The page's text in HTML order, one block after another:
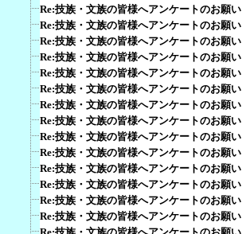
Re:技族・文族の皆様へアンケートのお願い
Re:技族・文族の皆様へアンケートのお願い
Re:技族・文族の皆様へアンケートのお願い
Re:技族・文族の皆様へアンケートのお願い
Re:技族・文族の皆様へアンケートのお願い
Re:技族・文族の皆様へアンケートのお願い
Re:技族・文族の皆様へアンケートのお願い
Re:技族・文族の皆様へアンケートのお願い
Re:技族・文族の皆様へアンケートのお願い
Re:技族・文族の皆様へアンケートのお願い
Re:技族・文族の皆様へアンケートのお願い
Re:技族・文族の皆様へアンケートのお願い
Re:技族・文族の皆様へアンケートのお願い
Re:技族・文族の皆様へアンケートのお願い